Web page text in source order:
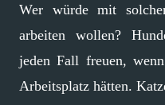
Wer würde mit
arbeiten wollen?
jeden Fall freuen,
Arbeitsplatz hätten.